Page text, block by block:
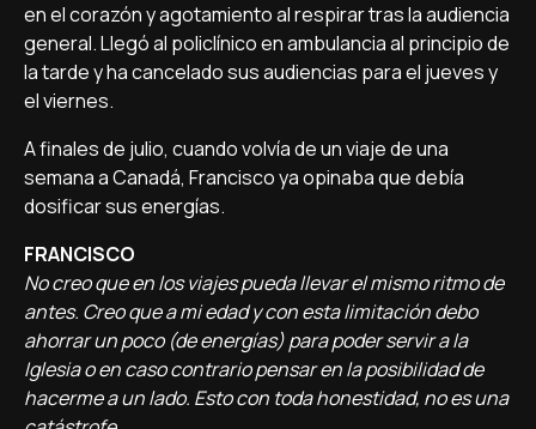
en el corazón y agotamiento al respirar tras la audiencia
general. Llegó al policlínico en ambulancia al principio de
la tarde y ha cancelado sus audiencias para el jueves y
el viernes.
A finales de julio, cuando volvía de un viaje de una
semana a Canadá, Francisco ya opinaba que debía
dosificar sus energías.
FRANCISCO
No creo que en los viajes pueda llevar el mismo ritmo de
antes. Creo que a mi edad y con esta limitación debo
ahorrar un poco (de energías) para poder servir a la
Iglesia o en caso contrario pensar en la posibilidad de
hacerme a un lado. Esto con toda honestidad, no es una